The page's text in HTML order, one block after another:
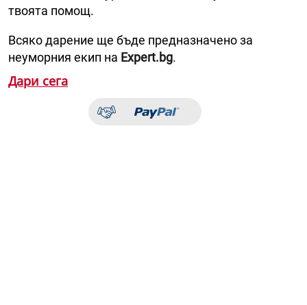
твоята помощ.
Всяко дарение ще бъде предназначено за
неуморния екип на Expert.bg.
Дари сега